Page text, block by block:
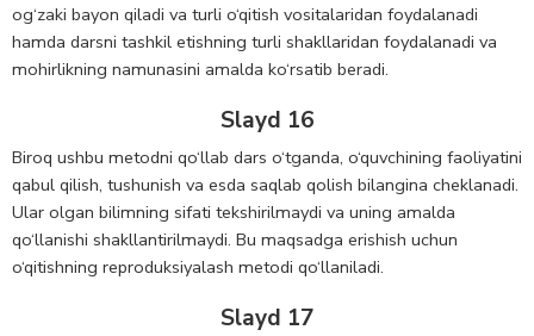
og‘zaki bayon qiladi va turli o‘qitish vositalaridan foydalanadi
hamda darsni tashkil etishning turli shakllaridan foydalanadi va
mohirlikning namunasini amalda ko‘rsatib beradi.
Slayd 16
Biroq ushbu metodni qo‘llab dars o‘tganda, o‘quvchining faoliyatini
qabul qilish, tushunish va esda saqlab qolish bilangina cheklanadi.
Ular olgan bilimning sifati tekshirilmaydi va uning amalda
qo‘llanishi shakllantirilmaydi. Bu maqsadga erishish uchun
o‘qitishning reproduksiyalash metodi qo‘llaniladi.
Slayd 17